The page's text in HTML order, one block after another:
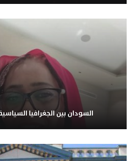
السودان بين الجغرافيا